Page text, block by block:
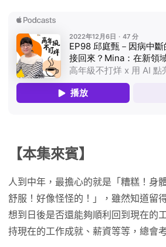
【本集來賓】
人到中年，最擔心的就是「糟糕！身
舒服！好像怪怪的！」，雖然知道留
想到日後是否還能夠順利回到現在的
持現在的工作成就、薪資等等，總會